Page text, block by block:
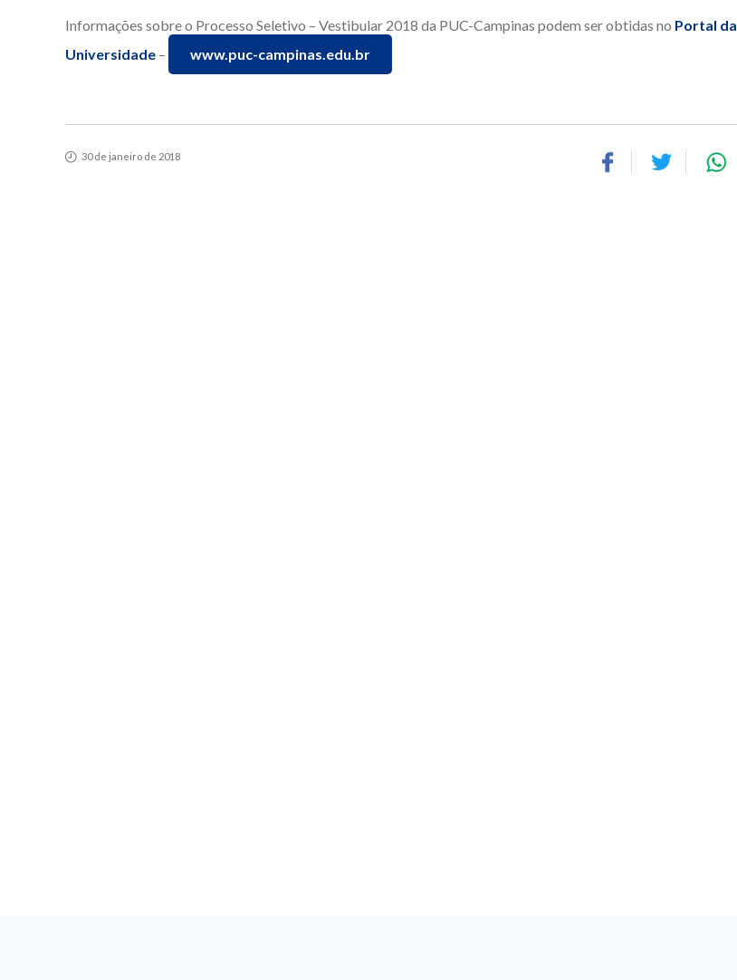
Informações sobre o Processo Seletivo – Vestibular 2018 da PUC-Campinas podem ser obtidas no Portal da
Universidade – www.puc-campinas.edu.br
30 de janeiro de 2018